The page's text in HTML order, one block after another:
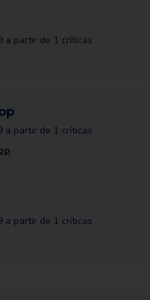
a partir de 1 críticas
a partir de 1 críticas
a partir de 1 críticas